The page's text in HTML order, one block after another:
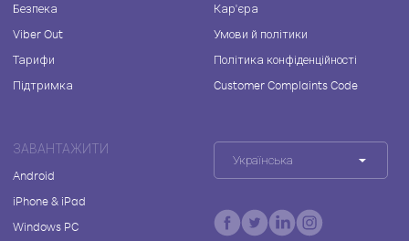
Безпека
Viber Out
Тарифи
Підтримка
Кар'єра
Умови й політики
Політика конфіденційності
Customer Complaints Code
ЗАВАНТАЖИТИ
Android
iPhone & iPad
Windows PC
Українська